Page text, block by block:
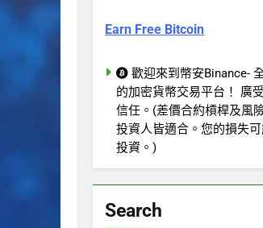
Earn Free Bitcoin
歡迎來到幣安Binance-
的加密貨幣交易平台！ 廣
信任。(差價合約槓桿及風
投資人皆適合。您的損失
投資。)
Search